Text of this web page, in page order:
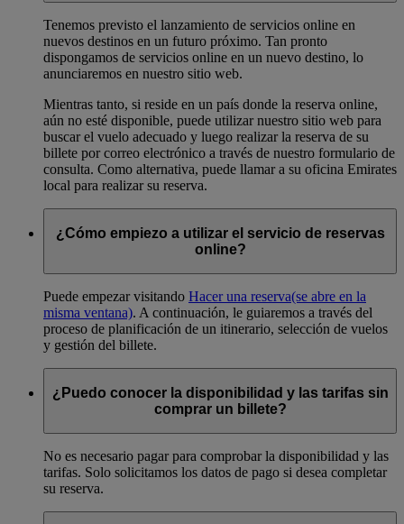
Tenemos previsto el lanzamiento de servicios online en
nuevos destinos en un futuro próximo. Tan pronto
dispongamos de servicios online en un nuevo destino, lo
anunciaremos en nuestro sitio web.
Mientras tanto, si reside en un país donde la reserva online,
aún no esté disponible, puede utilizar nuestro sitio web para
buscar el vuelo adecuado y luego realizar la reserva de su
billete por correo electrónico a través de nuestro formulario de
consulta. Como alternativa, puede llamar a su oficina Emirates
local para realizar su reserva.
¿Cómo empiezo a utilizar el servicio de reservas
online?
Puede empezar visitando Hacer una reserva(se abre en la
misma ventana). A continuación, le guiaremos a través del
proceso de planificación de un itinerario, selección de vuelos
y gestión del billete.
¿Puedo conocer la disponibilidad y las tarifas sin
comprar un billete?
No es necesario pagar para comprobar la disponibilidad y las
tarifas. Solo solicitamos los datos de pago si desea completar
su reserva.